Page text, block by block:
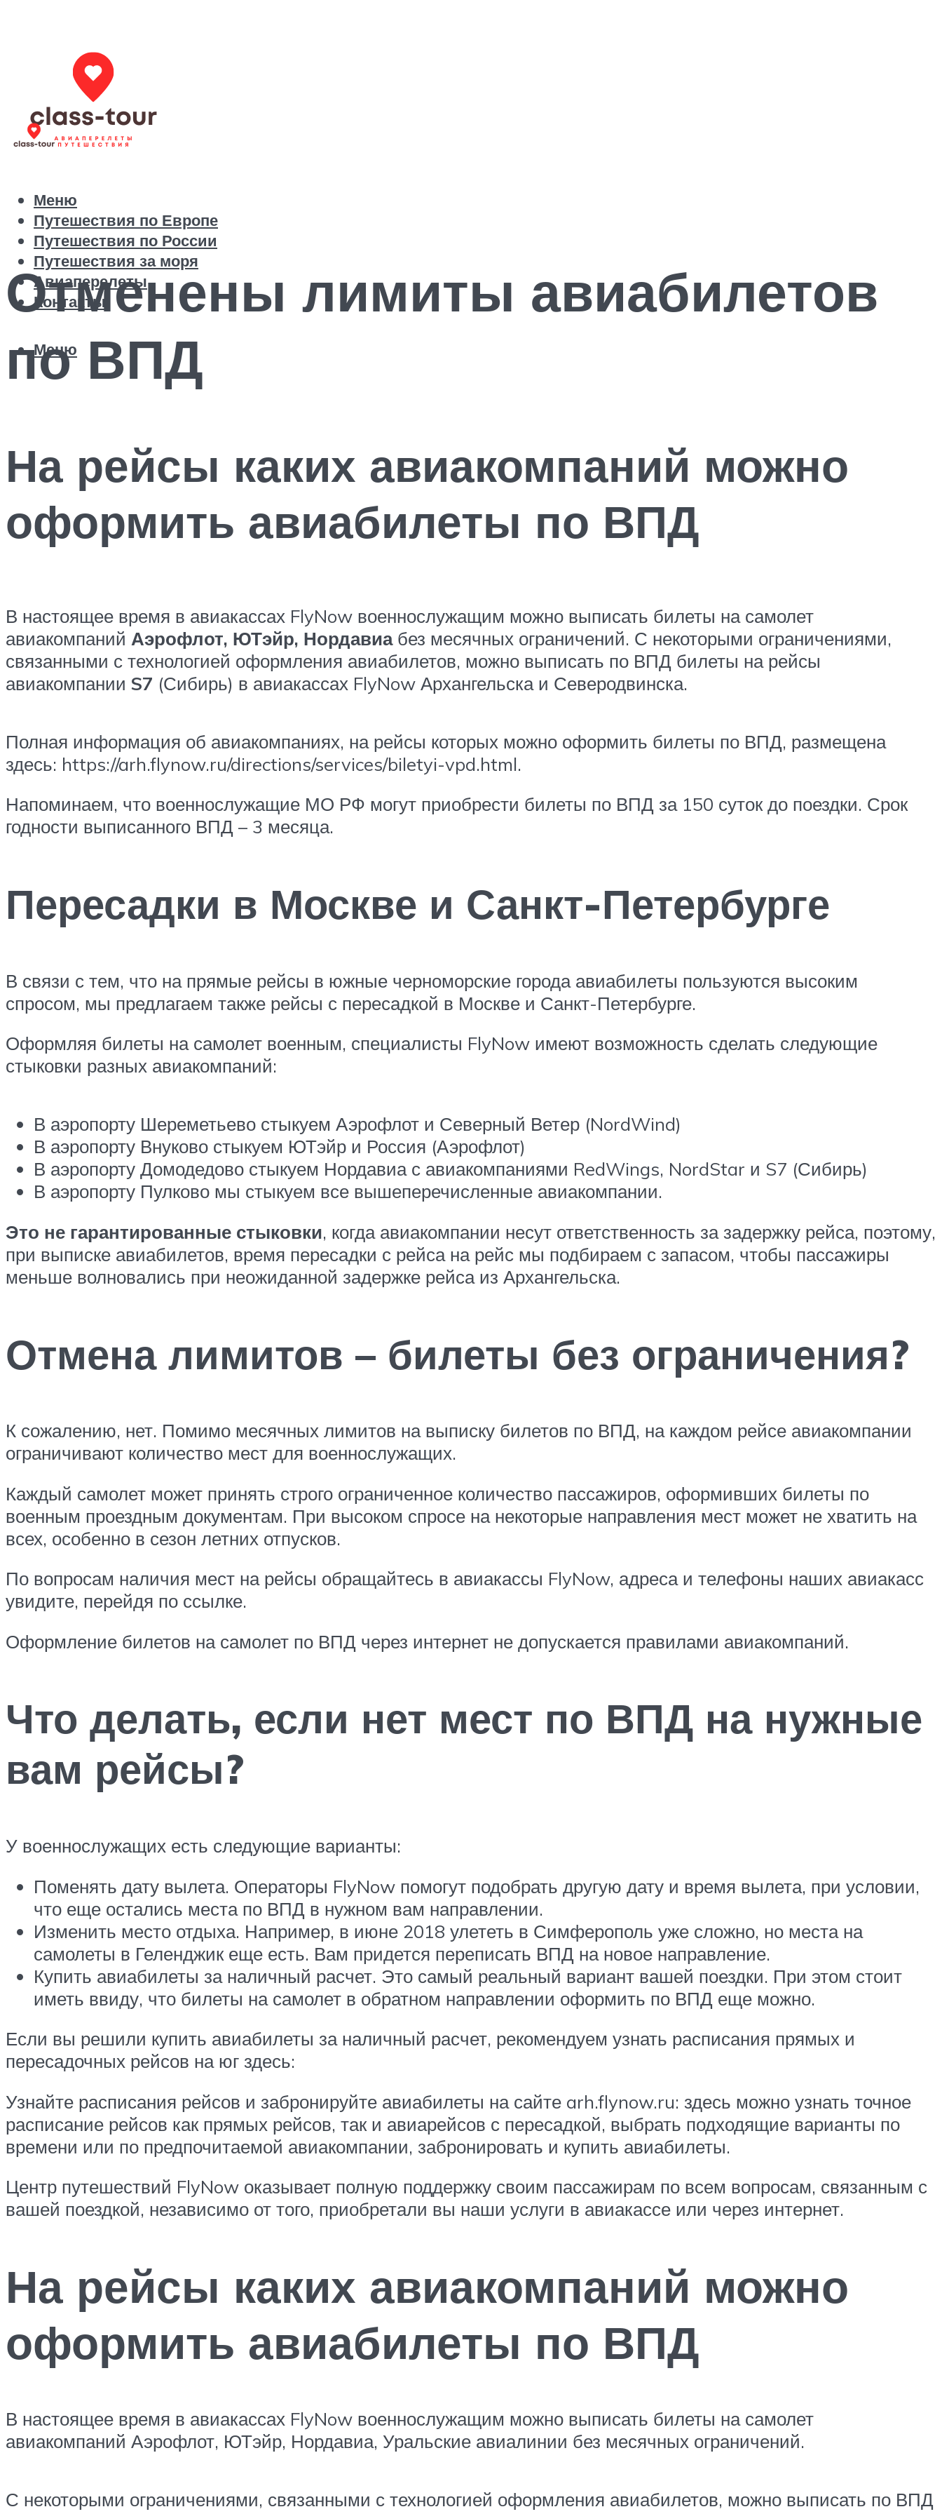
Путешествия по Европе
Путешествия по России
Путешествия за моря
Авиаперелеты
Контакты
Меню
Меню
Отменены лимиты авиабилетов
по ВПД
На рейсы каких авиакомпаний можно
оформить авиабилеты по ВПД
В настоящее время в авиакассах FlyNow военнослужащим можно выписать билеты на самолет
авиакомпаний Аэрофлот, ЮТэйр, Нордавиабез месячных ограничений. С некоторыми ограничениями,
связанными с технологией оформления авиабилетов, можно выписать по ВПД билеты на рейсы
авиакомпании S7 (Сибирь) в авиакассах FlyNow Архангельска и Северодвинска.
Полная информация об авиакомпаниях, на рейсы которых можно оформить билеты по ВПД, размещена
здесь: https://arh.flynow.ru/directions/services/biletyi-vpd.html.
Напоминаем, что военнослужащие МО РФ могут приобрести билеты по ВПД за 150 суток до поездки. Срок
годности выписанного ВПД – 3 месяца.
Пересадки в Москве и Санкт-Петербурге
В связи с тем, что на прямые рейсы в южные черноморские города авиабилеты пользуются высоким
спросом, мы предлагаем также рейсы с пересадкой в Москве и Санкт-Петербурге.
Оформляя билеты на самолет военным, специалисты FlyNow имеют возможность сделать следующие
стыковки разных авиакомпаний:
В аэропорту Шереметьево стыкуем Аэрофлот и Северный Ветер (NordWind)
В аэропорту Внуково стыкуем ЮТэйр и Россия (Аэрофлот)
В аэропорту Домодедово стыкуем Нордавиа с авиакомпаниями RedWings, NordStar и S7 (Сибирь)
В аэропорту Пулково мы стыкуем все вышеперечисленные авиакомпании.
Это не гарантированные стыковки, когда авиакомпании несут ответственность за задержку рейса, поэтому,
при выписке авиабилетов, время пересадки с рейса на рейс мы подбираем с запасом, чтобы пассажиры
меньше волновались при неожиданной задержке рейса из Архангельска.
Отмена лимитов – билеты без ограничения?
К сожалению, нет. Помимо месячных лимитов на выписку билетов по ВПД, на каждом рейсе авиакомпании
ограничивают количество мест для военнослужащих.
Каждый самолет может принять строго ограниченное количество пассажиров, оформивших билеты по
военным проездным документам. При высоком спросе на некоторые направления мест может не хватить на
всех, особенно в сезон летних отпусков.
По вопросам наличия мест на рейсы обращайтесь в авиакассы FlyNow, адреса и телефоны наших авиакасс
увидите, перейдя по ссылке.
Оформление билетов на самолет по ВПД через интернет не допускается правилами авиакомпаний.
Что делать, если нет мест по ВПД на нужные
вам рейсы?
У военнослужащих есть следующие варианты:
Поменять дату вылета. Операторы FlyNow помогут подобрать другую дату и время вылета, при условии,
что еще остались места по ВПД в нужном вам направлении.
Изменить место отдыха. Например, в июне 2018 улететь в Симферополь уже сложно, но места на
самолеты в Геленджик еще есть. Вам придется переписать ВПД на новое направление.
Купить авиабилеты за наличный расчет. Это самый реальный вариант вашей поездки. При этом стоит
иметь ввиду, что билеты на самолет в обратном направлении оформить по ВПД еще можно.
Если вы решили купить авиабилеты за наличный расчет, рекомендуем узнать расписания прямых и
пересадочных рейсов на юг здесь:
Узнайте расписания рейсов и забронируйте авиабилеты на сайте arh.flynow.ru: здесь можно узнать точное
расписание рейсов как прямых рейсов, так и авиарейсов с пересадкой, выбрать подходящие варианты по
времени или по предпочитаемой авиакомпании, забронировать и купить авиабилеты.
Центр путешествий FlyNow оказывает полную поддержку своим пассажирам по всем вопросам, связанным с
вашей поездкой, независимо от того, приобретали вы наши услуги в авиакассе или через интернет.
На рейсы каких авиакомпаний можно
оформить авиабилеты по ВПД
В настоящее время в авиакассах FlyNow военнослужащим можно выписать билеты на самолет
авиакомпаний Аэрофлот, ЮТэйр, Нордавиа, Уральские авиалинии без месячных ограничений.
С некоторыми ограничениями, связанными с технологией оформления авиабилетов, можно выписать по ВПД